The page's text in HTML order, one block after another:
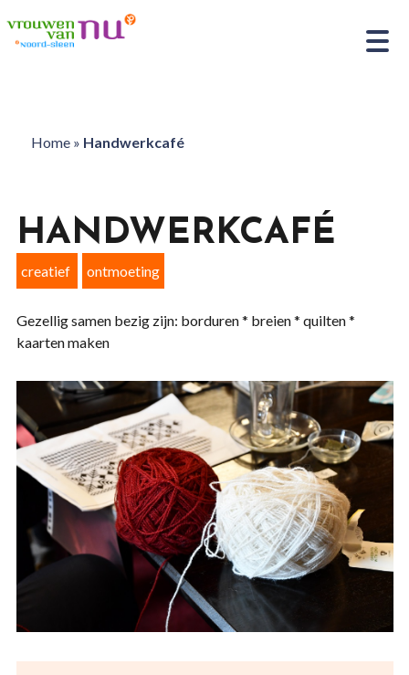
Home» Handwerkcafé
HANDWERKCAFÉ
creatief ontmoeting
Gezellig samen bezig zijn: borduren * breien * quilten *
kaarten maken